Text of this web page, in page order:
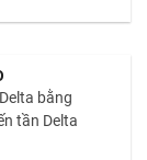
bằng
tần Delta